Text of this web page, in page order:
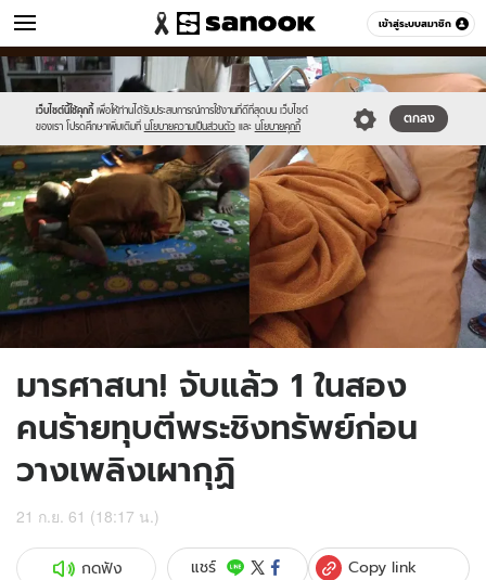
เข้าสู่ระบบสมาชิก
ข่าว หมวดอื่นๆ
เว็บไซต์นี้ใช้คุกกี้ เพื่อให้ท่านได้รับประสบการณ์การใช้งานที่ดีที่สุดบน เว็บไซต์
ของเรา โปรดศึกษาเพิ่มเติมที่ นโยบายความเป็นส่วนตัว และ นโยบายคุกกี้
ตกลง
Sanook
//s.isanook.com/sr/0/images/logo-
new-
sanook.png
600
60
//s.isanook.com/ns/0/ud/1502/7514686/aaa.jpg
มารศาสนา! จับแล้ว 1 ในสอง
คนร้ายทุบตีพระชิงทรัพย์ก่อน
วางเพลิงเผากุฏิ
21 ก.ย. 61 (18:17 น.)
กดฟัง แชร์ Copy link